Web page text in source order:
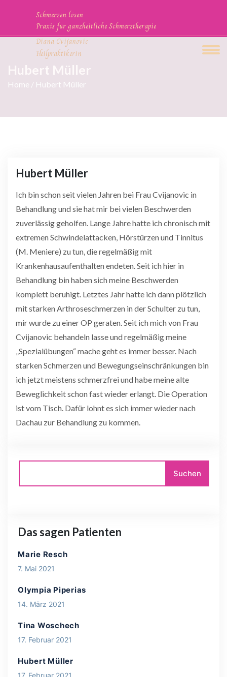
Schmerzen lösen
Praxis für ganzheitliche Schmerztherapie
Diana Cvijanovic
Heilpraktikerin
Hubert Müller
Home / Hubert Müller
Hubert Müller
Ich bin schon seit vielen Jahren bei Frau Cvijanovic in
Behandlung und sie hat mir bei vielen Beschwerden
zuverlässig geholfen. Lange Jahre hatte ich chronisch mit
extremen Schwindelattacken, Hörstürzen und Tinnitus
(M. Meniere) zu tun, die regelmäßig mit
Krankenhausaufenthalten endeten. Seit ich hier in
Behandlung bin haben sich meine Beschwerden
komplett beruhigt. Letztes Jahr hatte ich dann plötzlich
mit starken Arthroseschmerzen in der Schulter zu tun,
mir wurde zu einer OP geraten. Seit ich mich von Frau
Cvijanovic behandeln lasse und regelmäßig meine
„Spezialübungen“ mache geht es immer besser. Nach
starken Schmerzen und Bewegungseinschränkungen bin
ich jetzt meistens schmerzfrei und habe meine alte
Beweglichkeit schon fast wieder erlangt. Die Operation
ist vom Tisch. Dafür lohnt es sich immer wieder nach
Dachau zur Behandlung zu kommen.
Das sagen Patienten
Marie Resch
7. Mai 2021
Olympia Piperias
14. März 2021
Tina Woschech
17. Februar 2021
Hubert Müller
17. Februar 2021